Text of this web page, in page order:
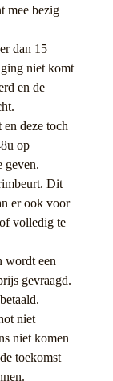
mee bezig
dan 15
niet komt
en de
en deze toch
op
geven.
Dit
er ook voor
volledig te
wordt een
gevraagd.
niet
niet komen
toekomst